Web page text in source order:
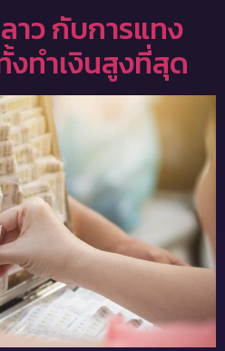
าว กับการแทง
งทำเงินสูงที่สุด